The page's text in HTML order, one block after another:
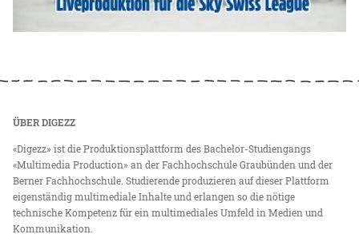
ÜBER DIGEZZ
«Digezz» ist die Produktionsplattform des Bachelor-Studiengangs
«Multimedia Production» an der Fachhochschule Graubünden und der
Berner Fachhochschule. Studierende produzieren auf dieser Plattform
eigenständig multimediale Inhalte und erlangen so die nötige
technische Kompetenz für ein multimediales Umfeld in Medien und
Kommunikation.